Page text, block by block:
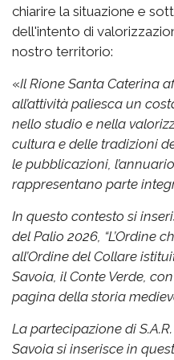
chiarire la situazione e
dell'intento di
nostro territorio:
«Il Rione Santa Caterina
all’attività paliesca un
nello studio e nella
cultura e delle tradizioni
le pubblicazioni,
rappresentano parte
In questo contesto si
del Palio 2026, “L’Ordine
all’Ordine del Collare
Savoia, il Conte Verde,
pagina della storia
La partecipazione di
Savoia si inserisce in